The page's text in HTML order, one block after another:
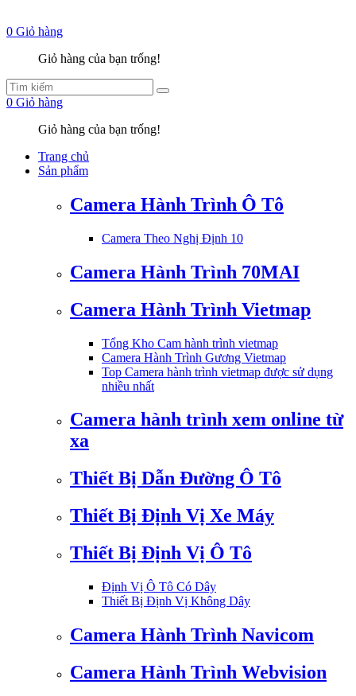
0 Giỏ hàng
Giỏ hàng của bạn trống!
0 Giỏ hàng
Giỏ hàng của bạn trống!
Trang chủ
Sản phẩm
Camera Hành Trình Ô Tô
Camera Theo Nghị Định 10
Camera Hành Trình 70MAI
Camera Hành Trình Vietmap
Tổng Kho Cam hành trình vietmap
Camera Hành Trình Gương Vietmap
Top Camera hành trình vietmap được sử dụng
nhiều nhất
Camera hành trình xem online từ
xa
Thiết Bị Dẫn Đường Ô Tô
Thiết Bị Định Vị Xe Máy
Thiết Bị Định Vị Ô Tô
Định Vị Ô Tô Có Dây
Thiết Bị Định Vị Không Dây
Camera Hành Trình Navicom
Camera Hành Trình Webvision